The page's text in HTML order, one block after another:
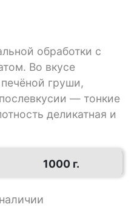
обработки с
Во вкусе
груши,
— тонкие
деликатная и
1000 г.